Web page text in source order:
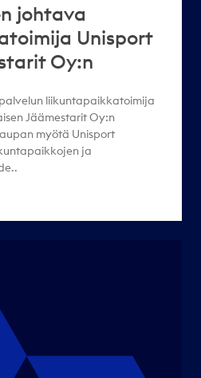
johtava
Unisport
Oy:n
liikuntapaikkatoimija
Jäämestarit Oy:n
myötä Unisport
ja